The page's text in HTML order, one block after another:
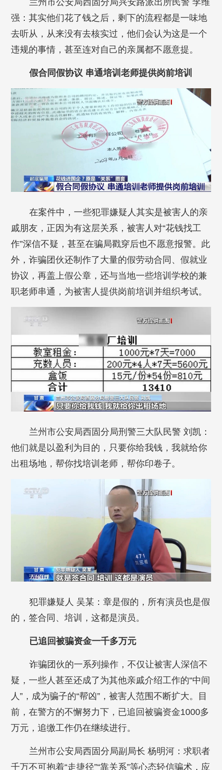
强：其实他们花了钱之后，剩下的流程都是一味地
去听从，从来没有去核实过，他们会认为这是一个
违规的事情，甚至连对自己的亲属都不愿意提。
假合同假协议 串通培训老师提供岗前培训
在案件中，一些犯罪嫌疑人其实是被害人的亲
戚朋友，正因为有这层关系，被害人对“花钱找工
作”深信不疑，甚至在骗局戳穿后也不愿意报警。此
外，诈骗团伙还制作了大量的假劳动合同、假就业
协议，再盖上假公章，还与当地一些培训学校的兼
职老师串通，为被害人提供岗前培训并组织考试。
兰州市公安局西固分局刑警三大队民警 刘凯：
他们就是以盈利为目的，只要你给我钱，我就给你
出租场地，帮你找培训老师，帮你印卷子。
犯罪嫌疑人 吴某：章是假的，所有演员也是假
的，签合同、培训，这都是演员。
已追回被骗资金一千多万元
诈骗团伙的一系列操作，不仅让被害人深信不
疑，一些人甚至还成了为其他亲戚介绍工作的“中间
人”，成为骗子的“帮凶”，被害人范围不断扩大。目
前，在警方的不懈努力下，已追回被骗资金1000多
万元，追缴工作仍在继续进行。
兰州市公安局西固分局副局长 杨明河：求职者
千万不可抱着“走捷径”“靠关系”等心态轻信骗术，应